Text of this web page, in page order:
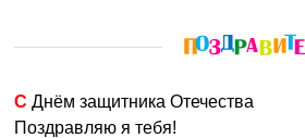
С Днём защитника Отечества
Поздравляю я тебя!